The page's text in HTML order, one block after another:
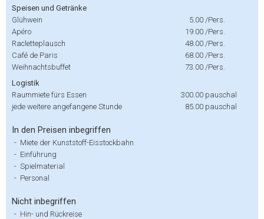
Speisen und Getränke
Glühwein
5.00 /Pers.
Apéro
19.00 /Pers.
Racletteplausch
48.00 /Pers.
Café de Paris
68.00 /Pers.
Weihnachtsbuffet
73.00 /Pers.
Logistik
Raummiete fürs Essen
300.00 pauschal
jede weitere angefangene Stunde
85.00 pauschal
In den Preisen inbegriffen
- Miete der Kunststoff-Eisstockbahn
- Einführung
- Spielmaterial
- Personal
Nicht inbegriffen
- Hin- und Rückreise